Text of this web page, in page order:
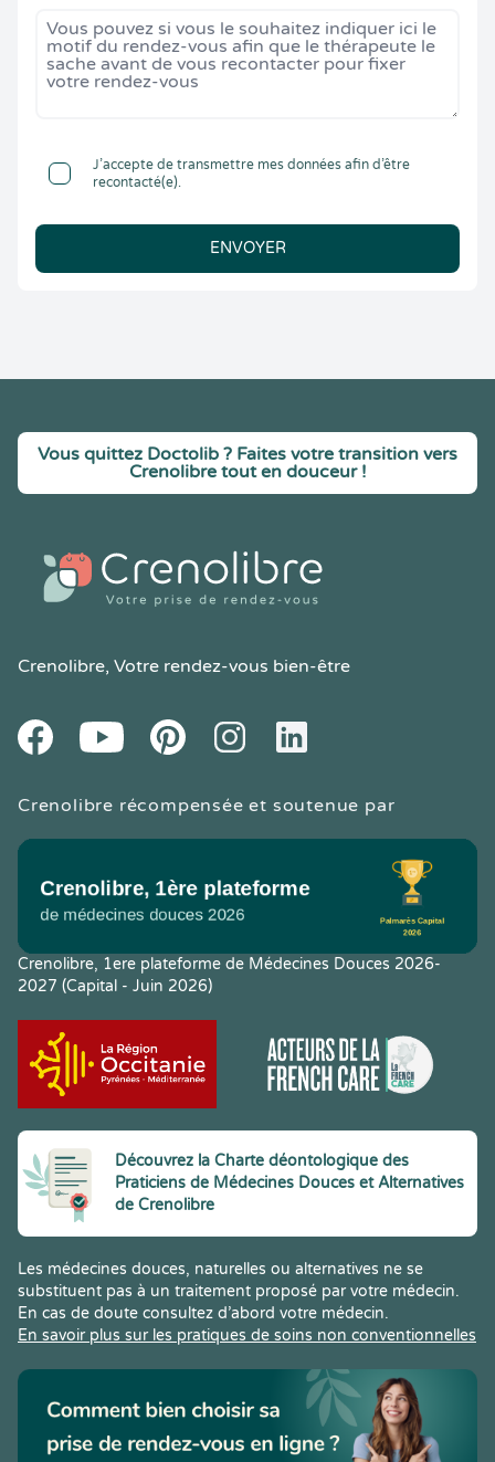
J’accepte de transmettre mes données afin d’être
recontacté(e).
ENVOYER
Vous quittez Doctolib ? Faites votre transition vers
Crenolibre tout en douceur !
Crenolibre, Votre rendez-vous bien-être
FacebookYoutube PinteresetInstagramLinkedIn
Crenolibre récompensée et soutenue par
Crenolibre, 1ere plateforme de Médecines Douces 2026-
2027 (Capital - Juin 2026)
Découvrez la Charte déontologique des
Praticiens de Médecines Douces et Alternatives
de Crenolibre
Les médecines douces, naturelles ou alternatives ne se
substituent pas à un traitement proposé par votre médecin.
En cas de doute consultez d’abord votre médecin.
En savoir plus sur les pratiques de soins non conventionnelles